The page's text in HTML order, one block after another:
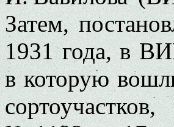
Затем,
1931 года, в
в которую